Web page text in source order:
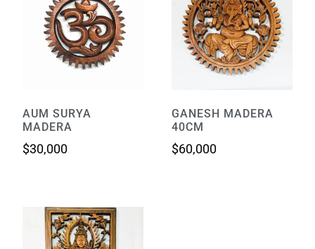
AUM SURYA
MADERA
$30,000
GANESH MADERA
40CM
$60,000